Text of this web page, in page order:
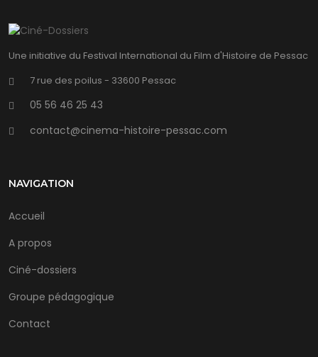
Une initiative du Festival International du Film d'Histoire de Pessac
7 rue des poilus - 33600 Pessac
05 56 46 25 43
contact@cinema-histoire-pessac.com
NAVIGATION
Accueil
A propos
Ciné-dossiers
Groupe pédagogique
Contact